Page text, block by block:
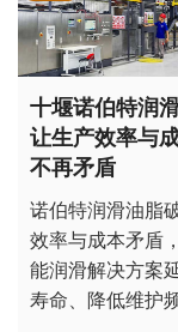
十堰诺伯特润
让生产效率与
不再矛盾
诺伯特润滑油脂
效率与成本矛盾
能润滑解决方案
寿命、降低维护